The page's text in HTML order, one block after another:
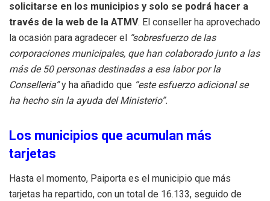
solicitarse en los municipios y solo se podrá hacer a
través de la web de la ATMV. El conseller ha aprovechado
la ocasión para agradecer el “sobresfuerzo de las
corporaciones municipales, que han colaborado junto a las
más de 50 personas destinadas a esa labor por la
Conselleria”y ha añadido que “este esfuerzo adicional se
ha hecho sin la ayuda del Ministerio”.
Los municipios que acumulan más
tarjetas
Hasta el momento, Paiporta es el municipio que más
tarjetas ha repartido, con un total de 16.133, seguido de